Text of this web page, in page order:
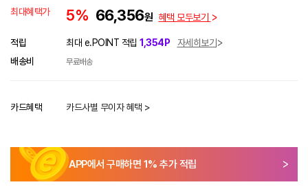
최대혜택가
5% 66,356원 혜택 모두보기
적립 최대 e.POINT 적립 1,354P
자세히보기
배송비
무료배송
카드혜택 카드사별 무이자 혜택 >
APP에서 구매하면 1% 추가 적립